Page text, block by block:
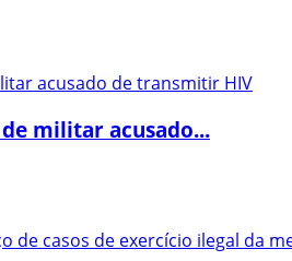
militar acusado...